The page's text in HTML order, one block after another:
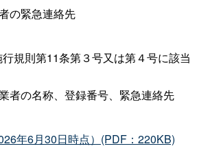
の緊急連絡先
規則第11条第３号又は第４号に該当
者の名称、登録番号、緊急連絡先
年6月30日時点）(PDF：220KB)